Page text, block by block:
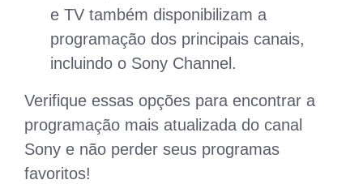
e TV também disponibilizam a
programação dos principais canais,
incluindo o Sony Channel.
Verifique essas opções para encontrar a
programação mais atualizada do canal
Sony e não perder seus programas
favoritos!